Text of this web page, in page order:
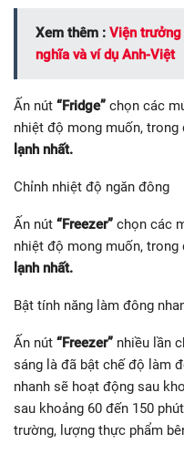
Xem thêm : Viện
nghĩa và ví dụ Anh-Việt
Ấn nút “Fridge” chọn các
nhiệt độ mong muốn, trong
lạnh nhất.
Chỉnh nhiệt độ ngăn đông
Ấn nút “Freezer” chọn các
nhiệt độ mong muốn, trong
lạnh nhất.
Bật tính năng làm đông
Ấn nút “Freezer” nhiều lần
sáng là đã bật chế độ làm
nhanh sẽ hoạt động sau
sau khoảng 60 đến 150
trường, lượng thực phẩm